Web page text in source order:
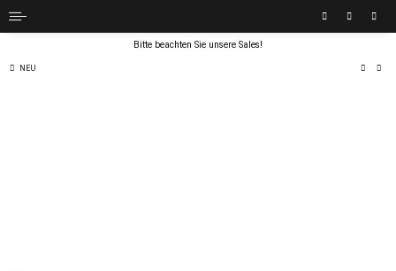
Bitte beachten Sie unsere Sales!
NEU